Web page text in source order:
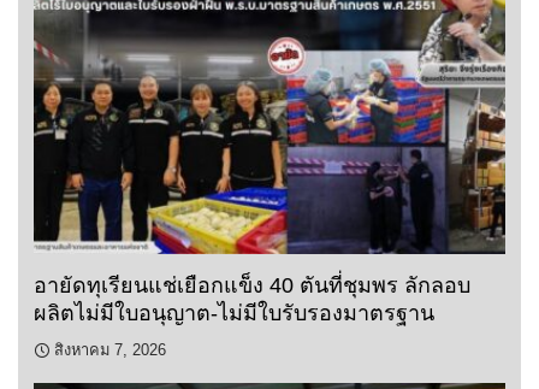
อายัดทุเรียนแช่เยือกแข็ง 40 ตันที่ชุมพร ลักลอบ
ผลิตไม่มีใบอนุญาต-ไม่มีใบรับรองมาตรฐาน
สิงหาคม 7, 2026